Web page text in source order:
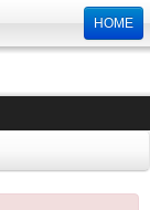
HOME